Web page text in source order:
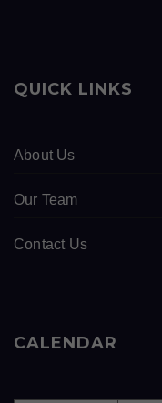
QUICK LINKS
About Us
Our Team
Contact Us
CALENDAR